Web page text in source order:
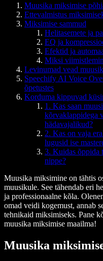
Muusika miksimise
Ettevalmistus
Miksimise sammud
Helitasemete ja
EQ ja
Efektid ja
Miksi
Levinumad vead
Speechify AI Voice
õpetustes
Korduma kippuvad
1. Kas saan
kõrvaklappidega
hädavajalikud?
2. Kas on vaja
lugusid ise
3. Kuidas õppida
nippe?
Muusika miksimine on tähtis
muusikule. See tähendab eri
ja professionaalne kõla.
omad veidi kogemust, annab
tehnikaid miksimiseks. Pane
muusika miksimise maailma!
Muusika